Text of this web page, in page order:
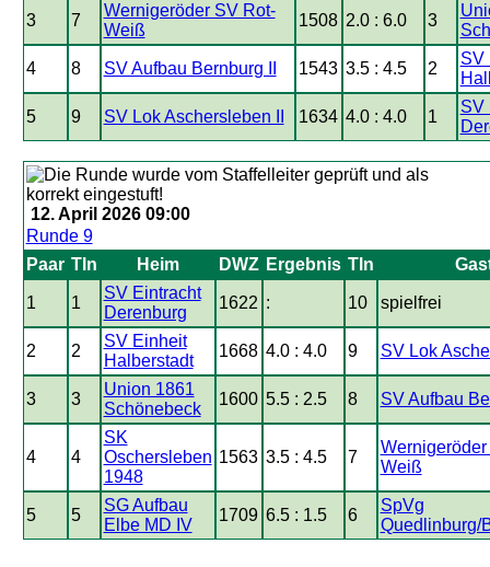
3 7
Wernigeröder SV Rot-
Weiß
1508 2.0 : 6.0 3
4 8 SV Aufbau Bernburg II 1543 3.5 : 4.5 2
SV
5 9 SV Lok Aschersleben II 1634 4.0 : 4.0 1
SV
12. April 2026 09:00
Runde 9
Paar Tln Heim DWZ Ergebnis Tln
1 1
SV Eintracht
Derenburg
1622 : 10 spielfrei
2 2
SV Einheit
Halberstadt
1668 4.0 : 4.0 9 SV Lok
3 3
Union 1861
Schönebeck
1600 5.5 : 2.5 8 SV Aufbau
4 4
SK
Oschersleben
1948
1563 3.5 : 4.5 7
Weiß
5 5
SG Aufbau
Elbe MD IV
1709 6.5 : 1.5 6
SpVg
Quedlinburg/